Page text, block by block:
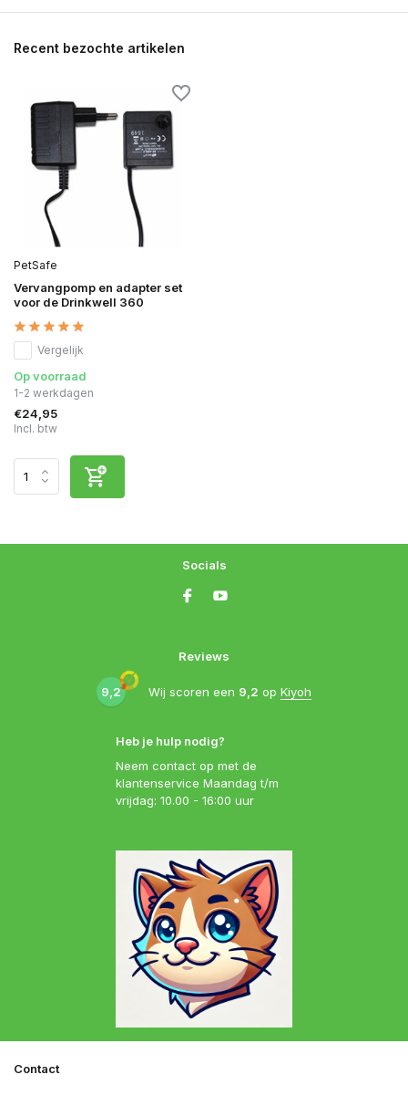
Recent bezochte artikelen
PetSafe
Vervangpomp en adapter set
voor de Drinkwell 360
Vergelijk
Op voorraad
1-2 werkdagen
€24,95
Incl. btw
Heb je hulp nodig?
Neem contact op met de
klantenservice Maandag t/m
vrijdag: 10.00 - 16:00 uur
Reviews
9,2 Wij scoren een 9,2 op Kiyoh
Socials
Contact